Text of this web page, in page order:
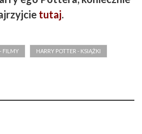
tutaj.
FILMY HARRY POTTER - KSIĄŻKI